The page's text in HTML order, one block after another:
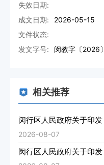
失效日期:
成文日期:
2026-05-15
文件状态:
发文字号:
闵教字〔2026
相关推荐
闵行区人民政府关于印
2026-08-07
闵行区人民政府关于印